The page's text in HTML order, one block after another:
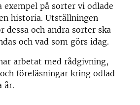
exempel på sorter vi odlade
historia. Utställningen
dessa och andra sorter ska
och vad som görs idag.
arbetat med rådgivning,
föreläsningar kring odlad
år.